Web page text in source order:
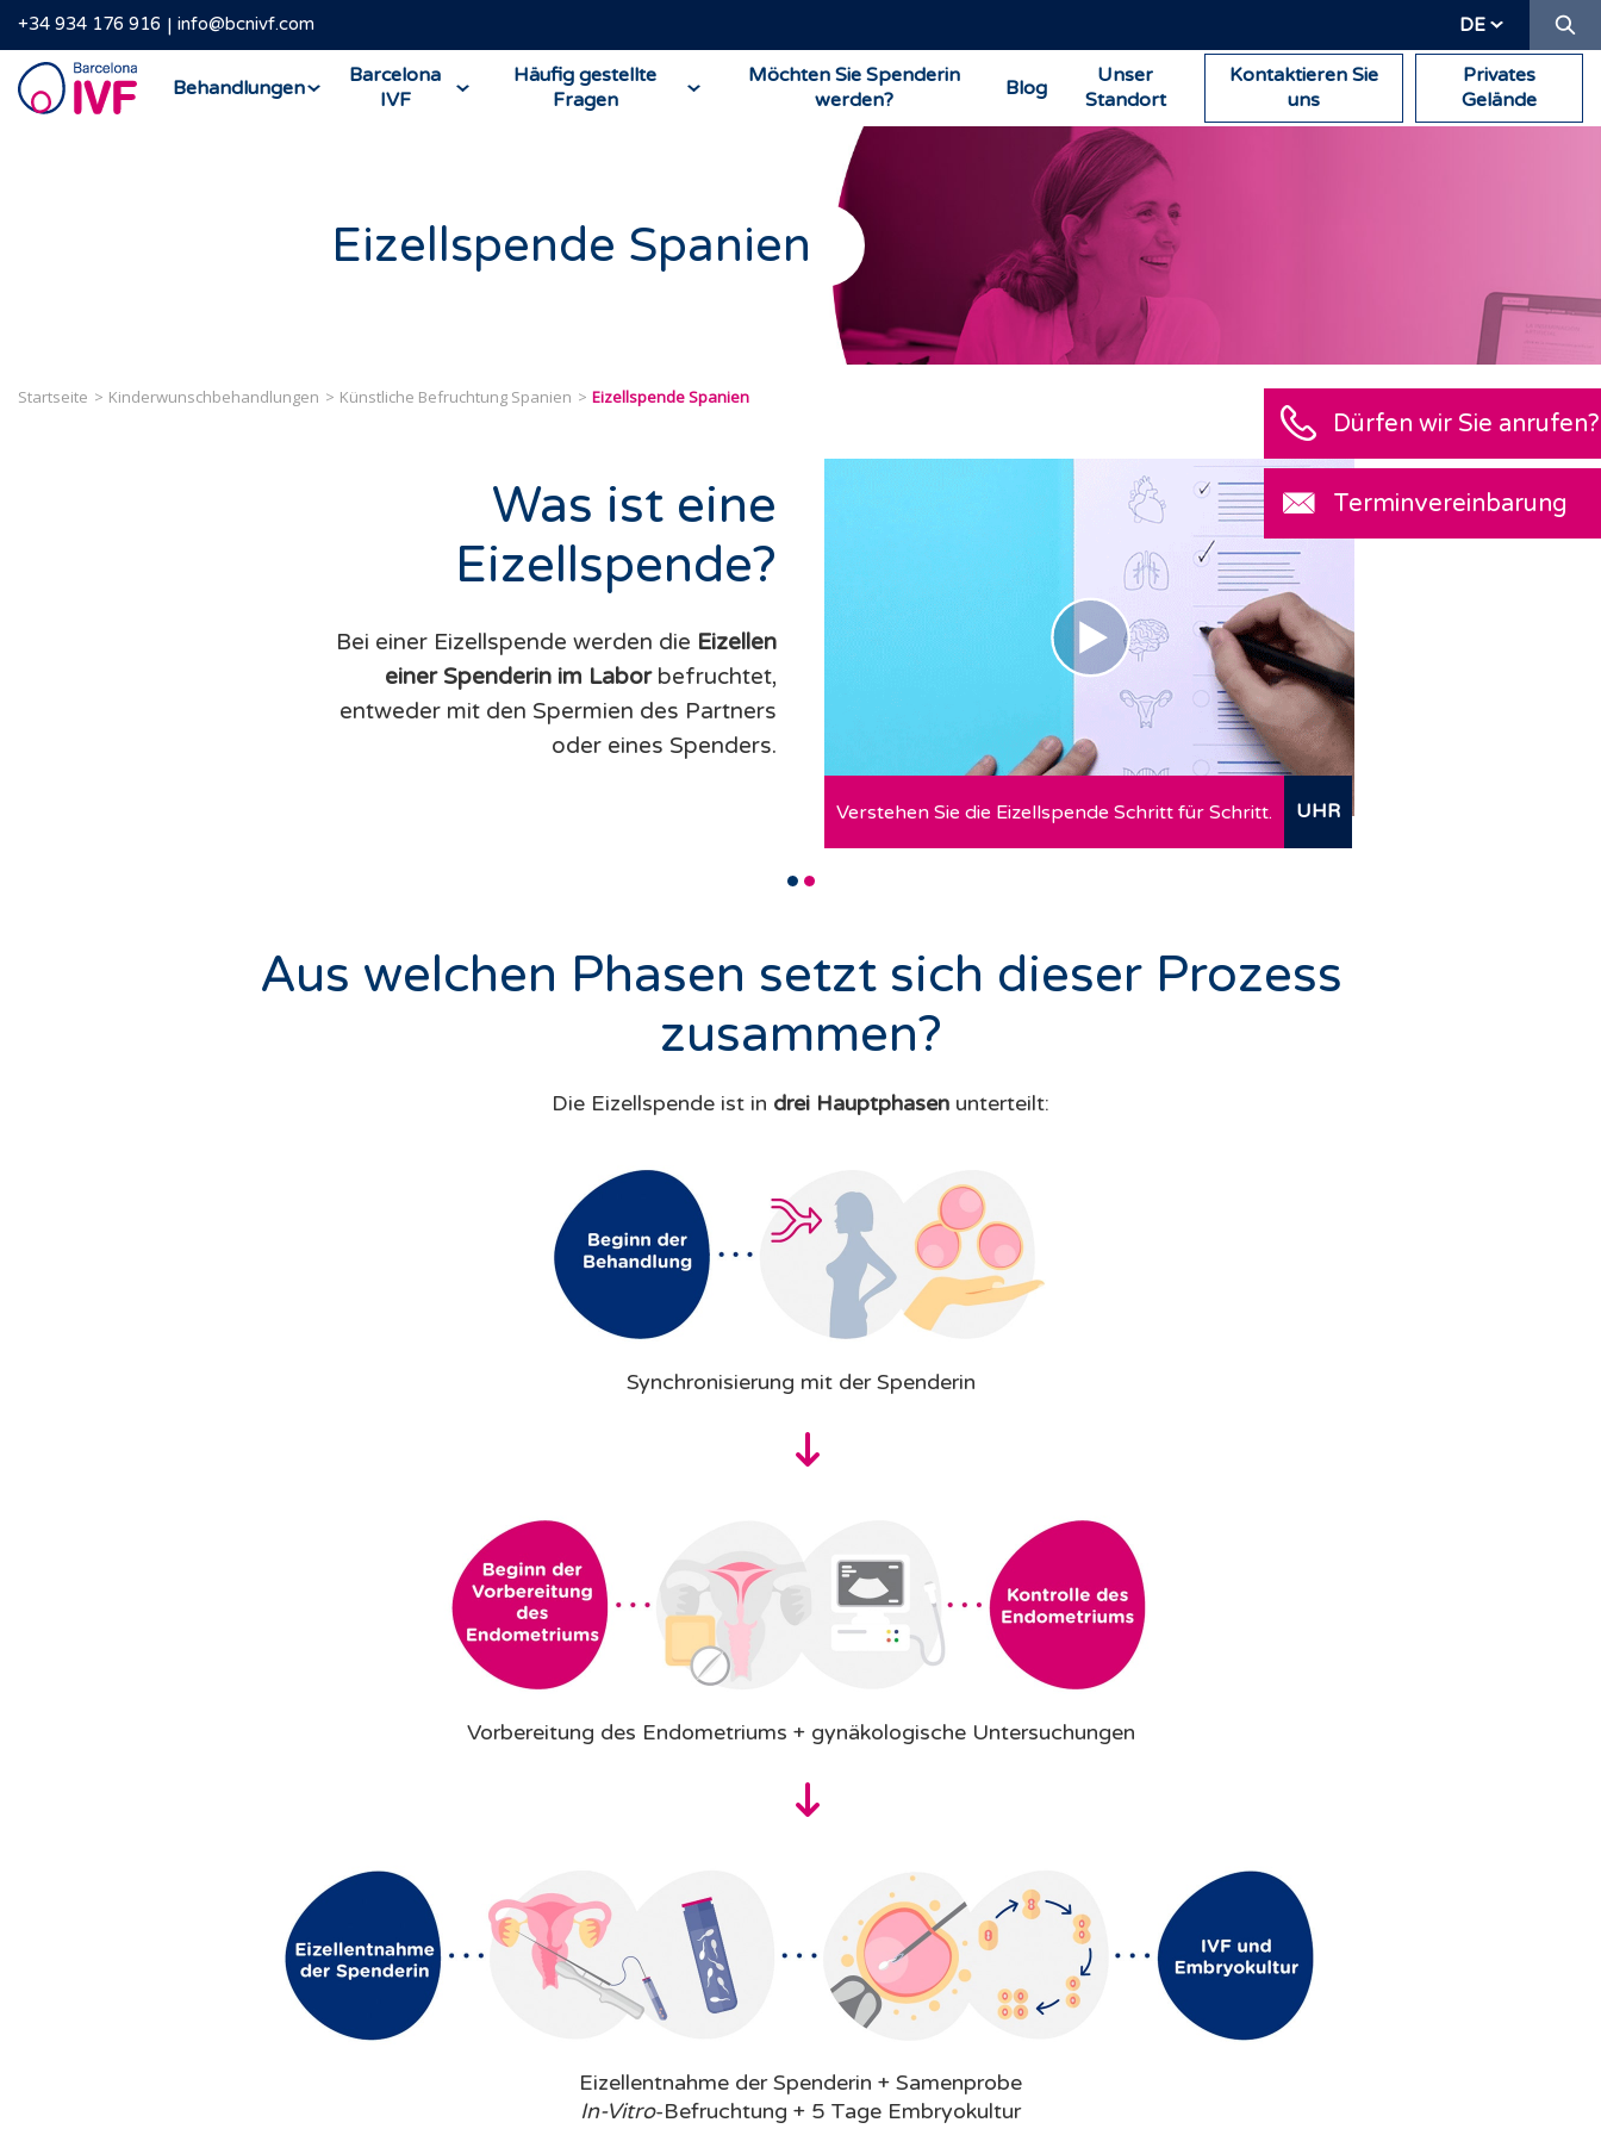
+34 934 176 916 info@bcnivf.com DE
Barcelona
IVF
Behandlungen
Barcelona
IVF
Häufig gestellte
Fragen
Möchten Sie Spenderin
werden?
Blog
Unser
Standort
Kontaktieren Sie
uns
Privates
Gelände
Eizellspende Spanien
Startseite Kinderwunschbehandlungen Künstliche Befruchtung Spanien Eizellspende Spanien
Verstehen Sie die Eizellspende Schritt für Schritt. UHR
Was ist eine
Eizellspende?
Bei einer Eizellspende werden die Eizellen
einer Spenderin im Laborbefruchtet,
entweder mit den Spermien des Partners
oder eines Spenders.
Aus welchen Phasen setzt sich dieser Prozess
zusammen?
Die Eizellspende ist in drei Hauptphasen unterteilt:
Synchronisierung mit der Spenderin
Vorbereitung des Endometriums + gynäkologische Untersuchungen
Eizellentnahme der Spenderin + Samenprobe
In-Vitro-Befruchtung + 5 Tage Embryokultur